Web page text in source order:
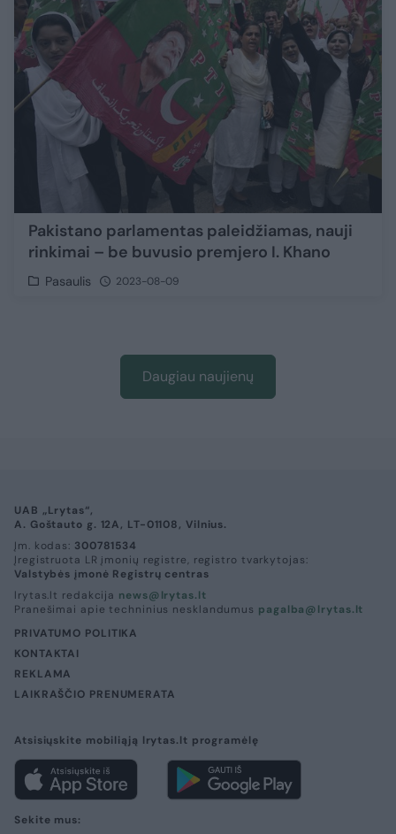
Pakistano parlamentas paleidžiamas, nauji
rinkimai – be buvusio premjero I. Khano
Pasaulis 2023-08-09
Daugiau naujienų
UAB „Lrytas“,
A. Goštauto g. 12A, LT-01108, Vilnius.
Įm. kodas: 300781534
Įregistruota LR įmonių registre, registro tvarkytojas:
Valstybės įmonė Registrų centras
lrytas.lt redakcija news@lrytas.lt
Pranešimai apie techninius nesklandumus pagalba@lrytas.lt
PRIVATUMO POLITIKA
KONTAKTAI
REKLAMA
LAIKRAŠČIO PRENUMERATA
Atsisiųskite mobiliąją lrytas.lt programėlę
Sekite mus: